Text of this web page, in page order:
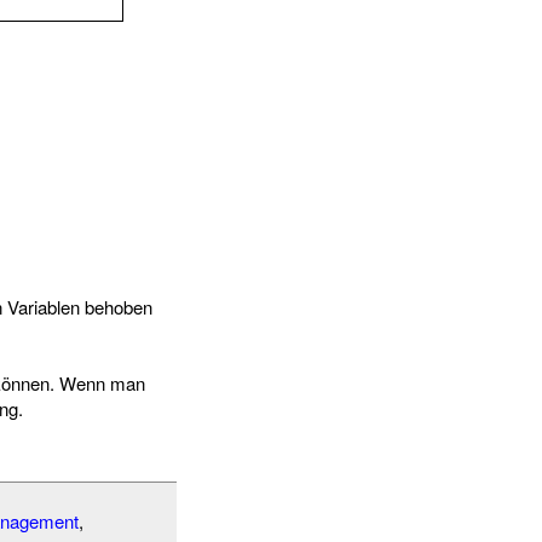
behoben
Wenn man
,